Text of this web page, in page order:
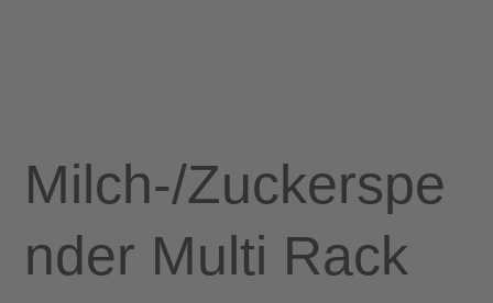
Milch-/Zuckerspe
nder Multi Rack